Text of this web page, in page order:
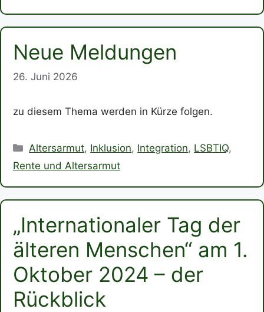
Neue Meldungen
26. Juni 2026
zu diesem Thema werden in Kürze folgen.
Kategorien
Altersarmut, Inklusion, Integration, LSBTIQ,
Rente und Altersarmut
„Internationaler Tag der
älteren Menschen“ am 1.
Oktober 2024 – der
Rückblick